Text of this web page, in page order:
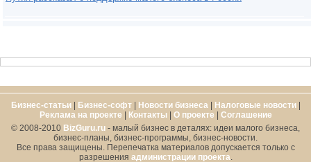
Бизнес-статьи| Бизнес-софт| Новости бизнеса | Налоговые новости|
Реклама на проекте | Контакты| О проекте | Cоглашение
© 2008-2010 BizGuru.ru - малый бизнес в деталях: идеи малого бизнеса,
бизнес-планы, бизнес-программы, бизнес-новости.
Все права защищены. Перепечатка материалов допускается только с
разрешения администрации проекта